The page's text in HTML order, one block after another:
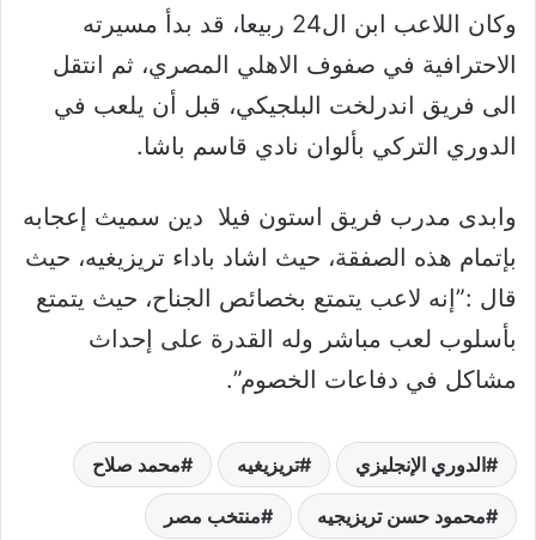
وكان اللاعب ابن ال24 ربيعا، قد بدأ مسيرته
الاحترافية في صفوف الاهلي المصري، ثم انتقل
الى فريق اندرلخت البلجيكي، قبل أن يلعب في
الدوري التركي بألوان نادي قاسم باشا.
وابدى مدرب فريق استون فيلا دين سميث إعجابه
بإتمام هذه الصفقة، حيث اشاد باداء تريزيغيه، حيث
قال :”إنه لاعب يتمتع بخصائص الجناح، حيث يتمتع
بأسلوب لعب مباشر وله القدرة على إحداث
مشاكل في دفاعات الخصوم”.
الدوري الإنجليزي تريزيغيه محمد صلاح
محمود حسن تريزيجيه منتخب مصر